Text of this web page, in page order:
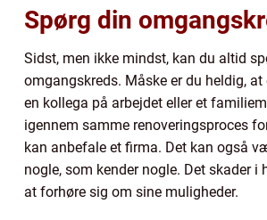
Spørg din
Sidst, men ikke mindst, kan du altid
omgangskreds. Måske er du heldig, at
en kollega på arbejdet eller et
igennem samme renoveringsproces
kan anbefale et firma. Det kan også
nogle, som kender nogle. Det skader i
at forhøre sig om sine muligheder.